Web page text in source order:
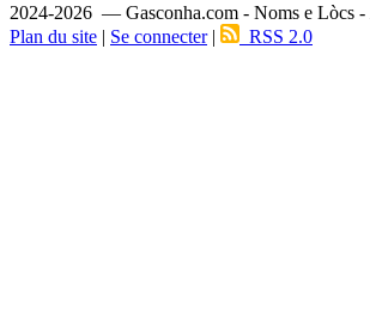
2024-2026 — Gasconha.com - Noms e Lòcs -
Plan du site | Se connecter| RSS 2.0